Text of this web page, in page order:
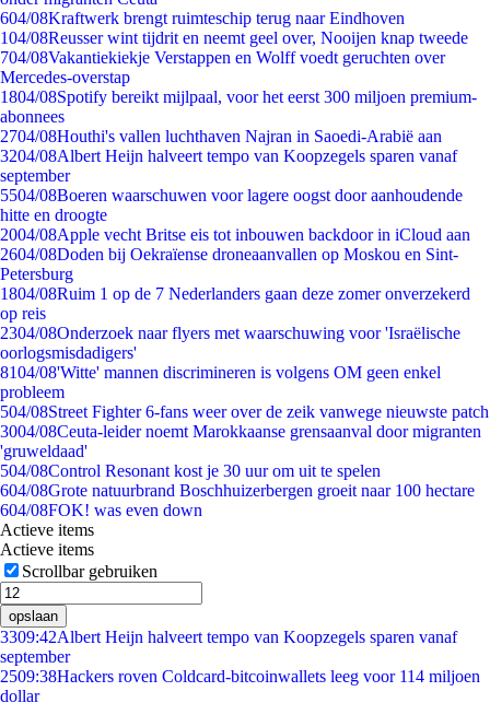
604/08Kraftwerk brengt ruimteschip terug naar Eindhoven
104/08Reusser wint tijdrit en neemt geel over, Nooijen knap tweede
704/08Vakantiekiekje Verstappen en Wolff voedt geruchten over
Mercedes-overstap
1804/08Spotify bereikt mijlpaal, voor het eerst 300 miljoen premium-
abonnees
2704/08Houthi's vallen luchthaven Najran in Saoedi-Arabië aan
3204/08Albert Heijn halveert tempo van Koopzegels sparen vanaf
september
5504/08Boeren waarschuwen voor lagere oogst door aanhoudende
hitte en droogte
2004/08Apple vecht Britse eis tot inbouwen backdoor in iCloud aan
2604/08Doden bij Oekraïense droneaanvallen op Moskou en Sint-
Petersburg
1804/08Ruim 1 op de 7 Nederlanders gaan deze zomer onverzekerd
op reis
2304/08Onderzoek naar flyers met waarschuwing voor 'Israëlische
oorlogsmisdadigers'
8104/08'Witte' mannen discrimineren is volgens OM geen enkel
probleem
504/08Street Fighter 6-fans weer over de zeik vanwege nieuwste patch
3004/08Ceuta-leider noemt Marokkaanse grensaanval door migranten
'gruweldaad'
504/08Control Resonant kost je 30 uur om uit te spelen
604/08Grote natuurbrand Boschhuizerbergen groeit naar 100 hectare
604/08FOK! was even down
Actieve items
Actieve items
Scrollbar gebruiken
opslaan
3309:42Albert Heijn halveert tempo van Koopzegels sparen vanaf
september
2509:38Hackers roven Coldcard-bitcoinwallets leeg voor 114 miljoen
dollar